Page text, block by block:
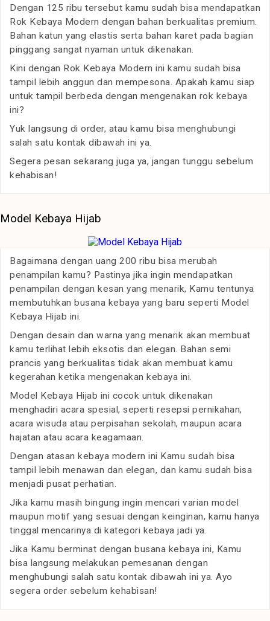
Dengan 125 ribu tersebut kamu sudah bisa mendapatkan
Rok Kebaya Modern dengan bahan berkualitas premium.
Bahan katun yang elastis serta bahan karet pada bagian
pinggang sangat nyaman untuk dikenakan.
Kini dengan Rok Kebaya Modern ini kamu sudah bisa
tampil lebih anggun dan mempesona. Apakah kamu siap
untuk tampil berbeda dengan mengenakan rok kebaya
ini?
Yuk langsung di order, atau kamu bisa menghubungi
salah satu kontak dibawah ini ya.
Segera pesan sekarang juga ya, jangan tunggu sebelum
kehabisan!
Model Kebaya Hijab
Bagaimana dengan uang 200 ribu bisa merubah
penampilan kamu? Pastinya jika ingin mendapatkan
penampilan dengan kesan yang menarik, Kamu tentunya
membutuhkan busana kebaya yang baru seperti Model
Kebaya Hijab ini.
Dengan desain dan warna yang menarik akan membuat
kamu terlihat lebih eksotis dan elegan. Bahan semi
prancis yang berkualitas tidak akan membuat kamu
kegerahan ketika mengenakan kebaya ini.
Model Kebaya Hijab ini cocok untuk dikenakan
menghadiri acara spesial, seperti resepsi pernikahan,
acara wisuda atau perpisahan sekolah, maupun acara
hajatan atau acara keagamaan.
Dengan atasan kebaya modern ini Kamu sudah bisa
tampil lebih menawan dan elegan, dan kamu sudah bisa
menjadi pusat perhatian.
Jika kamu masih bingung ingin mencari varian model
maupun motif yang sesuai dengan keinginan, kamu hanya
tinggal mencarinya di kategori kebaya jadi ya.
Jika Kamu berminat dengan busana kebaya ini, Kamu
bisa langsung melakukan pemesanan dengan
menghubungi salah satu kontak dibawah ini ya. Ayo
segera order sebelum kehabisan!